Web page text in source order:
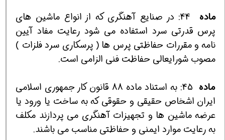
ماده
در صنايع آهنگري كه از انواع ماشين هاي
پرس قدرتي سرد استفاده مي شود رعايت مفاد آيين
نامه و مقررات حفاظتي پرس ها ( پرسكاري سرد فلزات )
مصوب شورايعالي حفاظت فني الزامي است.
ماده
به استناد ماده 88 قانون كار جمهوري اسلامي
ايران اشخاص حقيقي و حقوقي كه به ساخت يا ورود يا
عرضه ماشين ها و تجهيزات آهنگري مي پردازند مكلف
به رعايت موارد ايمني و حفاظتي مناسب مي باشند.